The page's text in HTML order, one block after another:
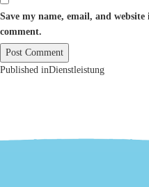
Save my name, email, and
comment.
Post
Published inDienstleistung